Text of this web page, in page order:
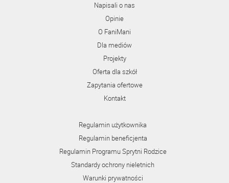
Napisali o nas
Opinie
O FaniMani
Dla mediów
Projekty
Oferta dla szkół
Zapytania ofertowe
Kontakt
Regulamin użytkownika
Regulamin beneficjenta
Regulamin Programu Sprytni Rodzice
Standardy ochrony nieletnich
Warunki prywatności